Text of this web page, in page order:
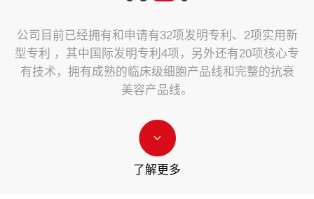
公司目前已经拥有和申请有32项发明专利、2项实用新
型专利 ，其中国际发明专利4项，另外还有20项核心专
有技术，拥有成熟的临床级细胞产品线和完整的抗衰
美容产品线。
了解更多